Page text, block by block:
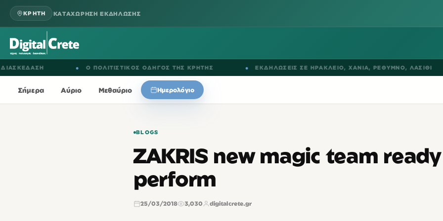
ΚΡΗΤΗ ΚΑΤΑΧΩΡΗΣΗ ΕΚΔΗΛΩΣΗΣ
● Ο ΠΟΛΙΤΙΣΤΙΚΟΣ ΟΔΗΓΟΣ ΤΗΣ ΚΡΗΤΗΣ ● ΕΚΔΗΛΩΣΕΙΣ ΣΕΗΡΑΚΛΕΙΟ ,ΧΑΝΙΑ,ΡΕΘΥΜΝΟ ,ΛΑΣΙΘΙ ●
Σήμερα Αύριο Μεθαύριο Ημερολόγιο
BLOGS
ZAKRIS new magic team
perform
25/03/2018 3,030 digitalcrete.gr